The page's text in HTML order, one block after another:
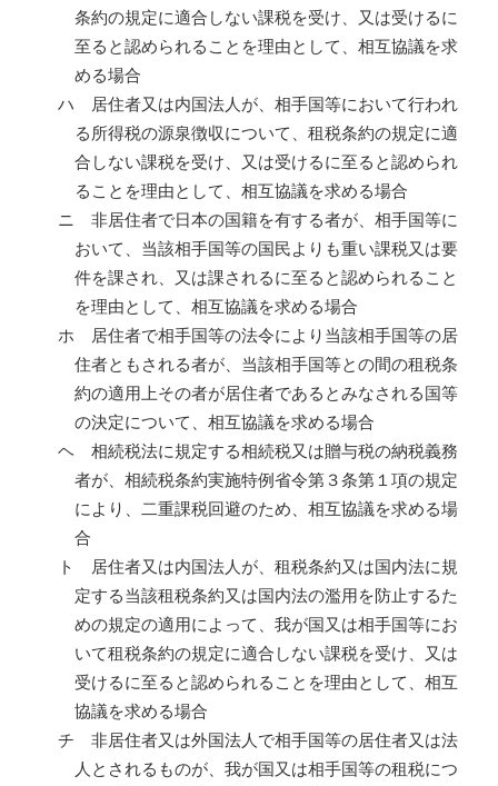
条約の規定に適合しない課税を受け、又は受けるに
至ると認められることを理由として、相互協議を求
める場合
ハ 居住者又は内国法人が、相手国等において行われ
る所得税の源泉徴収について、租税条約の規定に適
合しない課税を受け、又は受けるに至ると認められ
ることを理由として、相互協議を求める場合
ニ 非居住者で日本の国籍を有する者が、相手国等に
おいて、当該相手国等の国民よりも重い課税又は要
件を課され、又は課されるに至ると認められること
を理由として、相互協議を求める場合
ホ 居住者で相手国等の法令により当該相手国等の居
住者ともされる者が、当該相手国等との間の租税条
約の適用上その者が居住者であるとみなされる国等
の決定について、相互協議を求める場合
ヘ 相続税法に規定する相続税又は贈与税の納税義務
者が、相続税条約実施特例省令第３条第１項の規定
により、二重課税回避のため、相互協議を求める場
合
ト 居住者又は内国法人が、租税条約又は国内法に規
定する当該租税条約又は国内法の濫用を防止するた
めの規定の適用によって、我が国又は相手国等にお
いて租税条約の規定に適合しない課税を受け、又は
受けるに至ると認められることを理由として、相互
協議を求める場合
チ 非居住者又は外国法人で相手国等の居住者又は法
人とされるものが、我が国又は相手国等の租税につ